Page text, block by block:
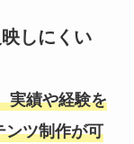
しにくい
実績や経験を
ンツ制作が可